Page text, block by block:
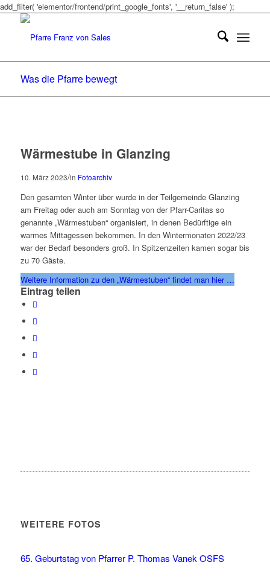
add_filter( 'elementor/frontend/print_google_fonts', '__return_false' );
Was die Pfarre bewegt
Wärmestube in Glanzing
10. März 2023/in Fotoarchiv
Den gesamten Winter über wurde in der Teilgemeinde Glanzing
am Freitag oder auch am Sonntag von der Pfarr-Caritas so
genannte „Wärmestuben“ organisiert, in denen Bedürftige ein
warmes Mittagessen bekommen. In den Wintermonaten 2022/23
war der Bedarf besonders groß. In Spitzenzeiten kamen sogar bis
zu 70 Gäste.
Weitere Information zu den „Wärmestuben“ findet man hier …
Eintrag teilen
WEITERE FOTOS
65. Geburtstag von Pfarrer P. Thomas Vanek OSFS